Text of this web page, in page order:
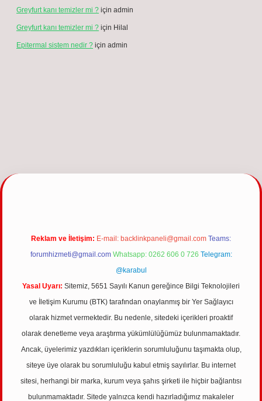
Greyfurt kanı temizler mi ? için admin
Greyfurt kanı temizler mi ? için Hilal
Epitermal sistem nedir ? için admin
güncel giriş
Reklam ve İletişim: E-mail: backlinkpaneli@gmail.com Teams:
forumhizmeti@gmail.com Whatsapp: 0262 606 0 726 Telegram:
@karabul
Yasal Uyarı: Sitemiz, 5651 Sayılı Kanun gereğince Bilgi Teknolojileri
ve İletişim Kurumu (BTK) tarafından onaylanmış bir Yer Sağlayıcı
olarak hizmet vermektedir. Bu nedenle, sitedeki içerikleri proaktif
olarak denetleme veya araştırma yükümlülüğümüz bulunmamaktadır.
Ancak, üyelerimiz yazdıkları içeriklerin sorumluluğunu taşımakta olup,
siteye üye olarak bu sorumluluğu kabul etmiş sayılırlar. Bu internet
sitesi, herhangi bir marka, kurum veya şahıs şirketi ile hiçbir bağlantısı
bulunmamaktadır. Sitede yalnızca kendi hazırladığımız makaleler